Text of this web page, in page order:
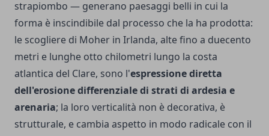
strapiombo — generano paesaggi belli in cui la
forma è inscindibile dal processo che la ha prodotta:
le scogliere di Moher in Irlanda, alte fino a duecento
metri e lunghe otto chilometri lungo la costa
atlantica del Clare, sono l'espressione diretta
dell'erosione differenziale di strati di ardesia e
arenaria; la loro verticalità non è decorativa, è
strutturale, e cambia aspetto in modo radicale con il